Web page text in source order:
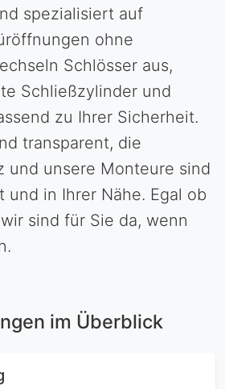
spezialisiert auf
ohne
Schlösser aus,
Schließzylinder und
zu Ihrer Sicherheit.
transparent, die
und unsere Monteure sind
und in Ihrer Nähe. Egal ob
sind für Sie da, wenn
im Überblick